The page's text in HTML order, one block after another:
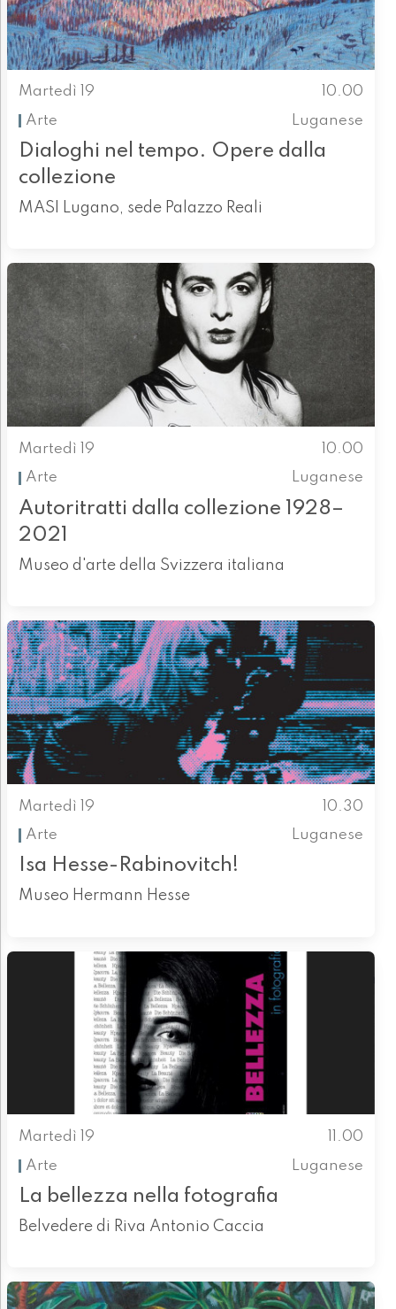
Martedì 19
10.00
Arte
Luganese
Dialoghi nel tempo. Opere dalla
collezione
MASI Lugano, sede Palazzo Reali
Martedì 19
10.00
Arte
Luganese
Autoritratti dalla collezione 1928–
2021
Museo d'arte della Svizzera italiana
Martedì 19
10.30
Arte
Luganese
Isa Hesse-Rabinovitch!
Museo Hermann Hesse
Martedì 19
11.00
Arte
Luganese
La bellezza nella fotografia
Belvedere di Riva Antonio Caccia